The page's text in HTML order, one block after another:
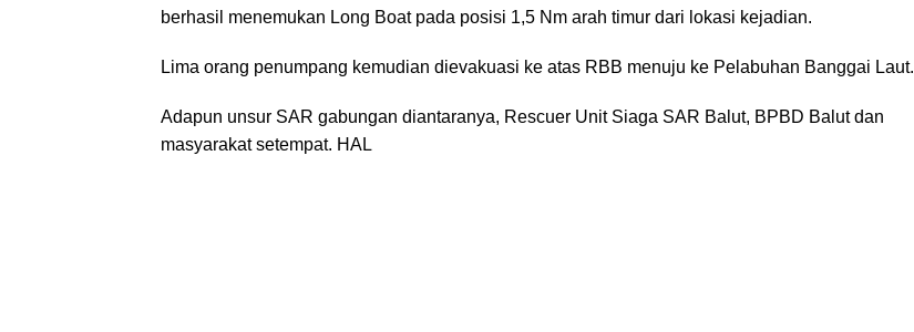
berhasil menemukan Long Boat pada posisi 1,5 Nm arah timur dari lokasi kejadian.
Lima orang penumpang kemudian dievakuasi ke atas RBB menuju ke Pelabuhan Banggai Laut.
Adapun unsur SAR gabungan diantaranya, Rescuer Unit Siaga SAR Balut, BPBD Balut dan
masyarakat setempat. HAL